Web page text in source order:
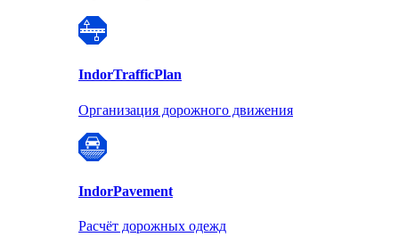
IndorTrafficPlan
Организация дорожного движения
IndorPavement
Расчёт дорожных одежд